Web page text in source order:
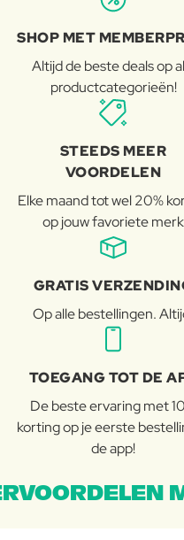
SHOP MET
Altijd de beste deals op
productcategorieën!
STEEDS MEER
VOORDELEN
Elke maand tot wel 20%
op jouw favoriete merk
GRATIS
Op alle bestellingen.
TOEGANG TOT DE
De beste ervaring met
korting op je eerste
de app!